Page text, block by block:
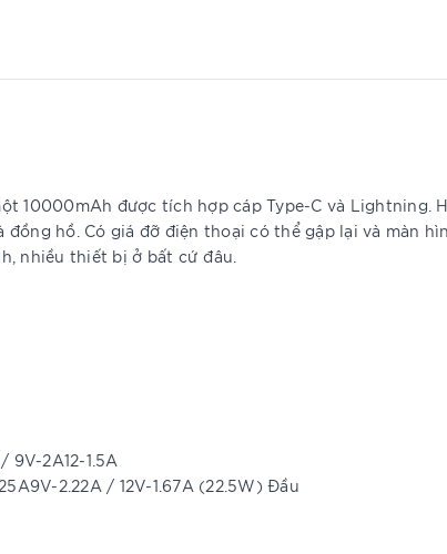
10000mAh được tích hợp cáp Type-C và Lightning.
hồ. Có giá đỡ điện thoại có thể gập lại và màn
nhiều thiết bị ở bất cứ đâu.
9V-2A12-1.5A
2.22A / 12V-1.67A (22.5W) Đầu